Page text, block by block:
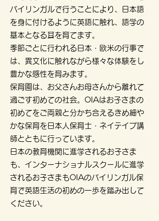
バイリンガルで行うことにより、日本語
を身に付けるように英語に触れ、語学の
基本となる耳を育てます。
季節ごとに行われる日本・欧米の行事で
は、異文化に触れながら様々な体験をし
豊かな感性を育みます。
保育園は、お父さんお母さんから離れて
過ごす初めての社会。OIAはお子さまの
初めてをご両親と分かち合えるきめ細や
かな保育を日本人保育士・ネイテイプ講
師とともに行っています。
日本の教育機関に進学されるお子さま
も、インターナショナルスクールに進学
されるお子さまもOIAのバイリンガル保
育で英語生活の初めの一歩を踏み出して
ください。